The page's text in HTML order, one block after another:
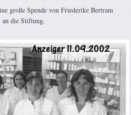
große Spende von Friederike Bertram
an die Stiftung.